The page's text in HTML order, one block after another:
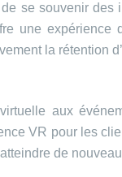
se souvenir des
une expérience
la rétention
aux
VR pour les
de